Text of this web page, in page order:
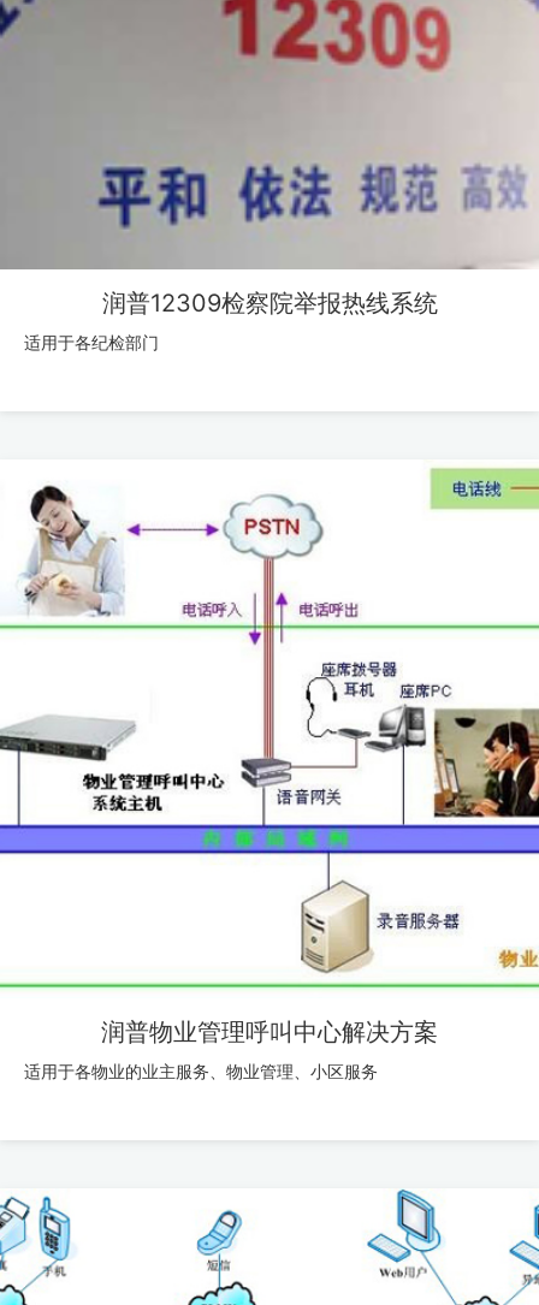
润普12309检察院举报热线系统
适用于各纪检部门
润普物业管理呼叫中心解决方案
适用于各物业的业主服务、物业管理、小区服务